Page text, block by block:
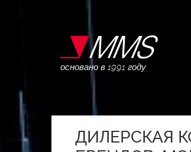
основано в 1991 году
ДИЛЕРСКАЯ